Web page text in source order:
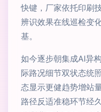
快键，厂家依托印刷
辨识效果在线巡检变
基。
如今逐步朝集成AI异
际路况细节双状态统
态显示更健趋势增站
路径反适准稳环节经